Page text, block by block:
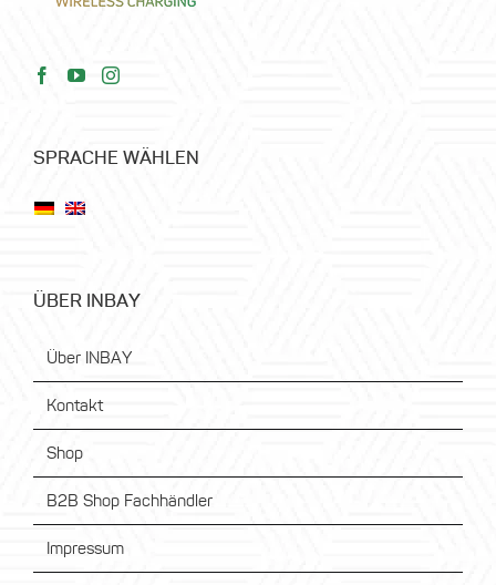
SPRACHE WÄHLEN
ÜBER INBAY
Über INBAY
Kontakt
Shop
B2B Shop Fachhändler
Impressum